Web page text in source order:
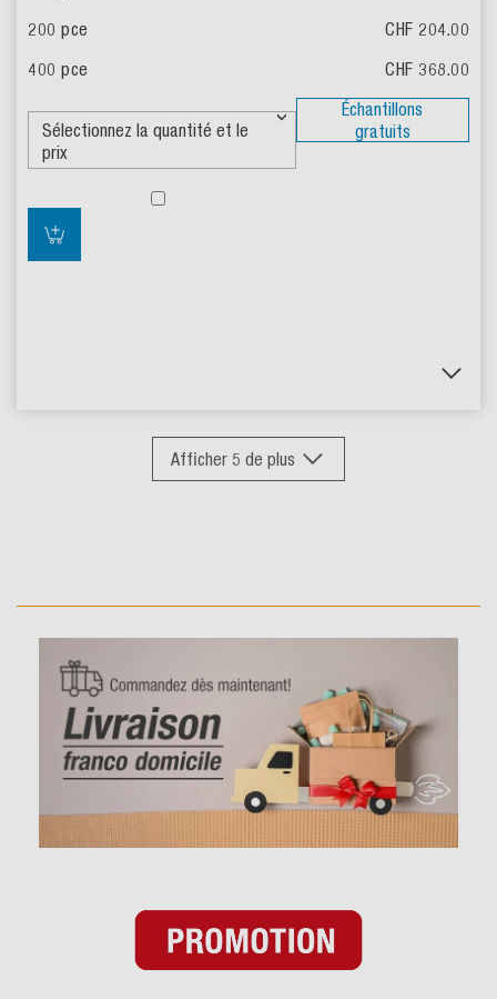
CHF 204.00
CHF 368.00
Échantillons
gratuits
Afficher 5 de plus